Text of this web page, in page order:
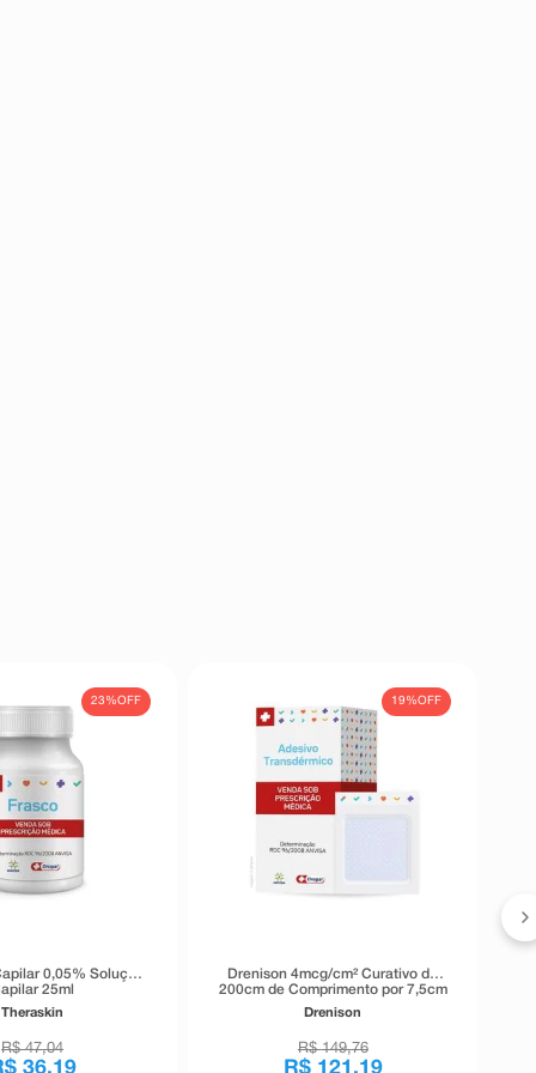
23%OFF
0,05% Solução
25ml
Theraskin
R$ 47,04
36,19
19%OFF
Drenison 4mcg/cm² Curativo de
200cm de Comprimento por 7,5cm
de Largura
Drenison
R$ 149,76
R$ 121 ,19